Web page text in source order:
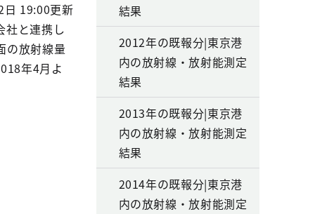
19:00更新
社と連携し
の放射線量
年4月よ
結果
2012年の既報分|東京港
内の放射線・放射能測定
結果
2013年の既報分|東京港
内の放射線・放射能測定
結果
2014年の既報分|東京港
内の放射線・放射能測定